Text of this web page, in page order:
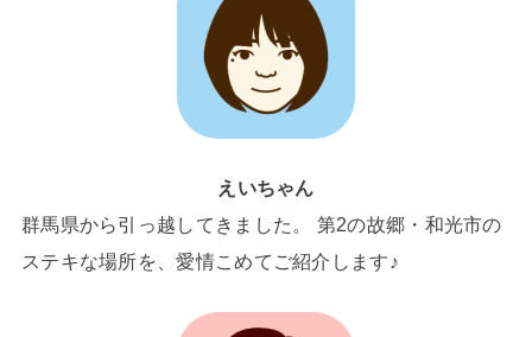
えいちゃん
群馬県から引っ越してきました。 第2の故郷・和光市の
ステキな場所を、愛情こめてご紹介します♪